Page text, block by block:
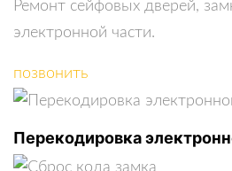
Ремонт сейфовых дверей,
электронной части.
позвонить
Перекодировка